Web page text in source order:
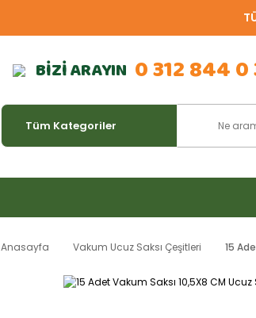
BİZİ ARAYIN 0 312 844 0
Anasayfa Vakum Ucuz Saksı Çeşitleri 15